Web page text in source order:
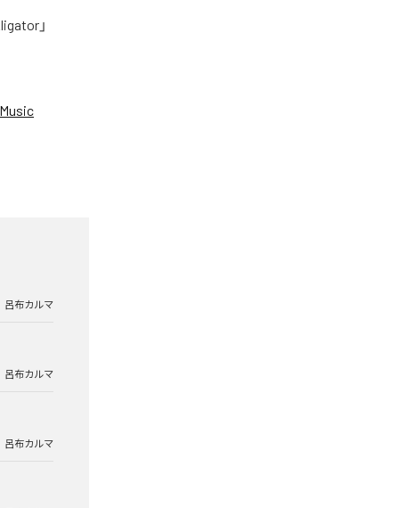
」
呂布カルマ
呂布カルマ
呂布カルマ